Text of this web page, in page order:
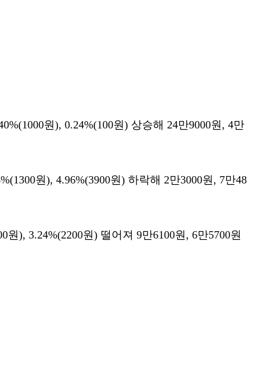
원), 0.24%(100원) 상승해 24만9000원, 4만
원), 4.96%(3900원) 하락해 2만3000원, 7만48
원), 3.24%(2200원) 떨어져 9만6100원, 6만5700원